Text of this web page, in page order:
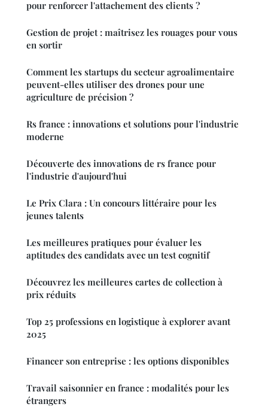
pour renforcer l'attachement des clients ?
Gestion de projet : maîtrisez les rouages pour vous
en sortir
Comment les startups du secteur agroalimentaire
peuvent-elles utiliser des drones pour une
agriculture de précision ?
Rs france : innovations et solutions pour l'industrie
moderne
Découverte des innovations de rs france pour
l'industrie d'aujourd'hui
Le Prix Clara : Un concours littéraire pour les
jeunes talents
Les meilleures pratiques pour évaluer les
aptitudes des candidats avec un test cognitif
Découvrez les meilleures cartes de collection à
prix réduits
Top 25 professions en logistique à explorer avant
2025
Financer son entreprise : les options disponibles
Travail saisonnier en france : modalités pour les
étrangers